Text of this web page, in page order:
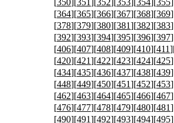
[364][365][366][367][368][369
[378][379][380][381][382][383
[392][393][394][395][396][397
[406][407][408][409][410][411
[420][421][422][423][424][425
[434][435][436][437][438][439
[448][449][450][451][452][453
[462][463][464][465][466][467
[476][477][478][479][480][481
[490][491][492][493][494][495